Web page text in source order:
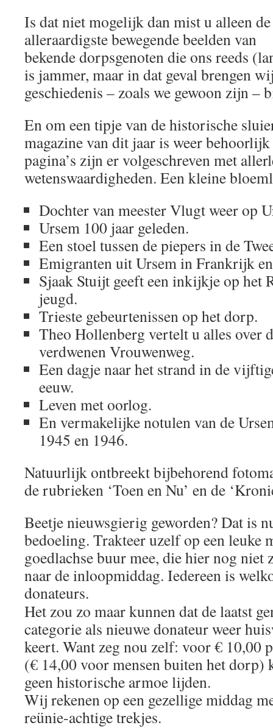
Is dat niet mogelijk dan mist u alleen de
alleraardigste bewegende beelden van
bekende dorpsgenoten die ons reeds
is jammer, maar in dat geval brengen
geschiedenis – zoals we gewoon zijn –
En om een tipje van de historische
magazine van dit jaar is weer
pagina’s zijn er volgeschreven met
wetenswaardigheden. Een kleine
Dochter van meester Vlugt weer op
Ursem 100 jaar geleden.
Een stoel tussen de piepers in de
Emigranten uit Ursem in Frankrijk
Sjaak Stuijt geeft een inkijkje op het
jeugd.
Trieste gebeurtenissen op het dorp.
Theo Hollenberg vertelt u alles over
verdwenen Vrouwenweg.
Een dagje naar het strand in de
eeuw.
Leven met oorlog.
En vermakelijke notulen van de
1945 en 1946.
Natuurlijk ontbreekt bijbehorend
de rubrieken ‘Toen en Nu’ en de
Beetje nieuwsgierig geworden? Dat is
bedoeling. Trakteer uzelf op een leuke
goedlachse buur mee, die hier nog niet
naar de inloopmiddag. Iedereen is
donateurs.
Het zou zo maar kunnen dat de laatst
categorie als nieuwe donateur weer
keert. Want zeg nou zelf: voor € 10,00
(€ 14,00 voor mensen buiten het dorp)
geen historische armoe lijden.
Wij rekenen op een gezellige middag
reünie-achtige trekjes.